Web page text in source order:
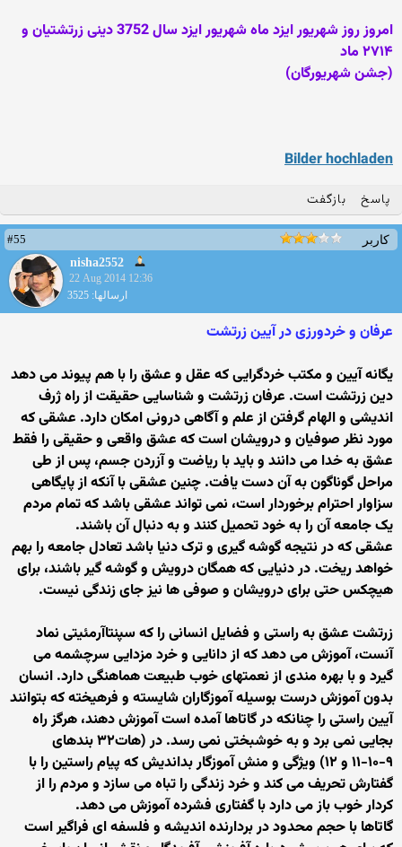
امروز روز شهریور ایزد ماه شهریور ایزد سال 3752 دینی زرتشتیان و
۲۷۱۴ ماد
(جشن شهریورگان)
Bilder hochladen
پاسخ بازگفت
کاربر
#55
nisha2552
22 Aug 2014 12:36
ارسالها: 3525
عرفان و خردورزی در آیین زرتشت
یگانه آیین و مکتب خردگرایی که عقل و عشق را با هم پیوند می دهد
دین زرتشت است. عرفان زرتشت و شناسایی حقیقت از راه ژرف
اندیشی و الهام گرفتن از علم و آگاهی درونی امکان دارد. عشقی که
مورد نظر صوفیان و درویشان است که عشق واقعی و حقیقی را فقط
عشق به خدا می دانند و باید با ریاضت و آزردن جسم، پس از طی
مراحل گوناگون به آن دست یافت. چنین عشقی با آنکه از پایگاهی
سزاوار احترام برخوردار است، نمی تواند عشقی باشد که تمام مردم
یک جامعه آن را به خود تحمیل کنند و به دنبال آن باشند.
عشقی که در نتیجه گوشه گیری و ترک دنیا باشد تعادل جامعه را بهم
خواهد ریخت. در دنیایی که همگان درویش و گوشه گیر باشند، برای
هیچکس حتی برای درویشان و صوفی ها نیز جای زندگی نیست.
زرتشت عشق به راستی و فضایل انسانی را که سپنتاآرمئیتی نماد
آنست، آموزش می دهد که از دانایی و خرد مزدایی سرچشمه می
گیرد و با بهره مندی از نعمتهای خوب طبیعت هماهنگی دارد. انسان
بدون آموزش درست بوسیله آموزگاران شایسته و فرهیخته که بتوانند
آیین راستی را چنانکه در گاتاها آمده است آموزش دهند، هرگز راه
بجایی نمی برد و به خوشبختی نمی رسد. در (هات۳۲ بندهای
۹-۱۰-۱۱ و ۱۲) ویژگی و منش آموزگار بداندیش که پیام راستین را با
گفتارش تحریف می کند و خرد زندگی را تباه می سازد و مردم را از
کردار خوب باز می دارد با گفتاری فشرده آموزش می دهد.
گاتاها با حجم محدود در بردارنده اندیشه و فلسفه ای فراگیر است